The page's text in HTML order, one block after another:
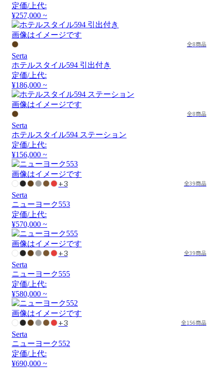
定価/上代:
¥257,000 ~
画像はイメージです
全8商品
Serta
ホテルスタイル594 引出付き
定価/上代:
¥186,000 ~
画像はイメージです
全8商品
Serta
ホテルスタイル594 ステーション
定価/上代:
¥156,000 ~
画像はイメージです
+3 全39商品
Serta
ニューヨーク553
定価/上代:
¥570,000 ~
画像はイメージです
+3 全39商品
Serta
ニューヨーク555
定価/上代:
¥580,000 ~
画像はイメージです
+3 全156商品
Serta
ニューヨーク552
定価/上代:
¥690,000 ~